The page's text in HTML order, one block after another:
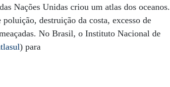
Nações Unidas criou um atlas dos oceanos.
destruição da costa, excesso de
No Brasil, o Instituto Nacional de
) para